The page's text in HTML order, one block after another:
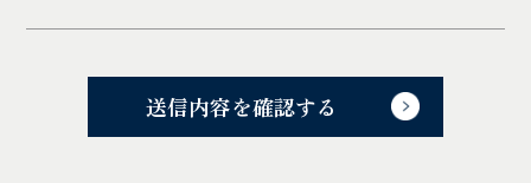
送信内容を確認する